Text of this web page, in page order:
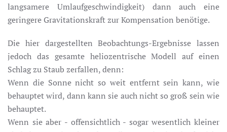
langsamere Umlaufgeschwindigkeit) dann auch eine
geringere Gravitationskraft zur Kompensation benötige.
Die hier dargestellten Beobachtungs-Ergebnisse lassen
jedoch das gesamte heliozentrische Modell auf einen
Schlag zu Staub zerfallen, denn:
Wenn die Sonne nicht so weit entfernt sein kann, wie
behauptet wird, dann kann sie auch nicht so groß sein wie
behauptet.
Wenn sie aber - offensichtlich - sogar wesentlich kleiner